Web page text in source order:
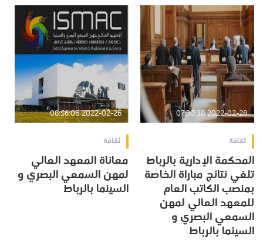
2022-02-28 07:30:38
ثقافة
المحكمة الإدارية بالرباط
تلغي نتائج مباراة الخاصة
بمنصب الكاتب العام
للمعهد العالي لمهن
السمعي البصري و
السينما بالرباط
2022-02-26 08:56:06
ثقافة
معاناة المعهد العالي
لمهن السمعي البصري و
السينما بالرباط